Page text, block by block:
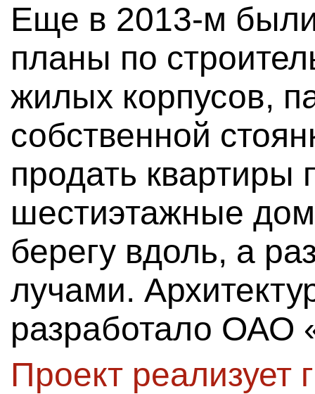
Еще в 2013-м
планы по
жилых корпусов,
собственной
продать квартиры
шестиэтажные
берегу вдоль, а
лучами.
разработало ОАО
Проект реализует